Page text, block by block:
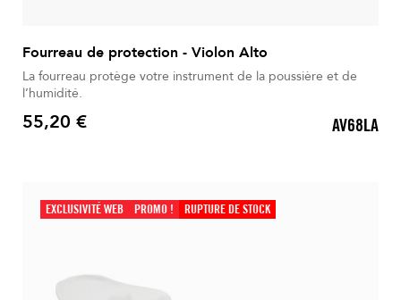
Fourreau de protection - Violon Alto
La fourreau protège votre instrument de la poussière et de
l’humidité.
Prix
55,20 € AV68LA
EXCLUSIVITÉ WEB PROMO ! RUPTURE DE STOCK